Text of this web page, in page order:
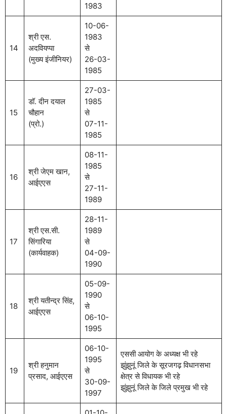
1983
14
श्री एस.
अदवियप्पा
(मुख्य इंजीनियर)
10-06-
1983
से
26-03-
1985
15
डॉ. दीन दयाल
चौहान
(प्रो.)
27-03-
1985
से
07-11-
1985
16
श्री जेएम खान,
आईएएस
08-11-
1985
से
27-11-
1989
17
श्री एस.सी.
सिंगारिया
(कार्यवाहक)
28-11-
1989
से
04-09-
1990
18
श्री यतीन्द्र सिंह,
आईएएस
05-09-
1990
से
06-10-
1995
19
श्री हनुमान
प्रसाद, आईएएस
06-10-
1995
से
30-09-
1997
एससी आयोग के अध्यक्ष भी रहे
झुंझुनूं जिले के सूरजगढ़ विधानसभा
क्षेत्र से विधायक भी रहे
झुंझुनूं जिले के जिले प्रमुख भी रहे